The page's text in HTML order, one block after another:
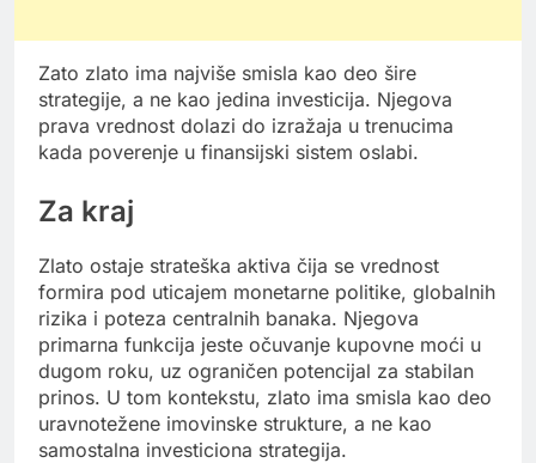
Zato zlato ima najviše smisla kao deo šire
strategije, a ne kao jedina investicija. Njegova
prava vrednost dolazi do izražaja u trenucima
kada poverenje u finansijski sistem oslabi.
Za kraj
Zlato ostaje strateška aktiva čija se vrednost
formira pod uticajem monetarne politike, globalnih
rizika i poteza centralnih banaka. Njegova
primarna funkcija jeste očuvanje kupovne moći u
dugom roku, uz ograničen potencijal za stabilan
prinos. U tom kontekstu, zlato ima smisla kao deo
uravnotežene imovinske strukture, a ne kao
samostalna investiciona strategija.